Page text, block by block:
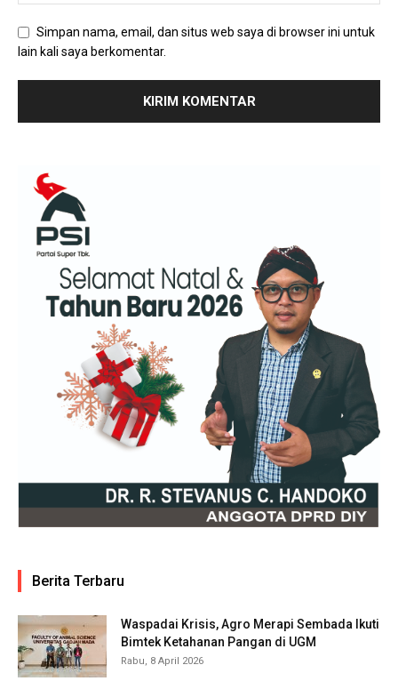
Simpan nama, email, dan situs web saya di browser ini untuk
lain kali saya berkomentar.
Berita Terbaru
Waspadai Krisis, Agro Merapi Sembada Ikuti
Bimtek Ketahanan Pangan di UGM
Rabu, 8 April 2026